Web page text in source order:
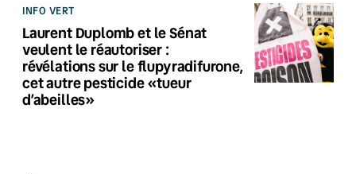
INFO VERT
Laurent Duplomb et le Sénat
veulent le réautoriser :
révélations sur le flupyradifurone,
cet autre pesticide «tueur
d’abeilles»